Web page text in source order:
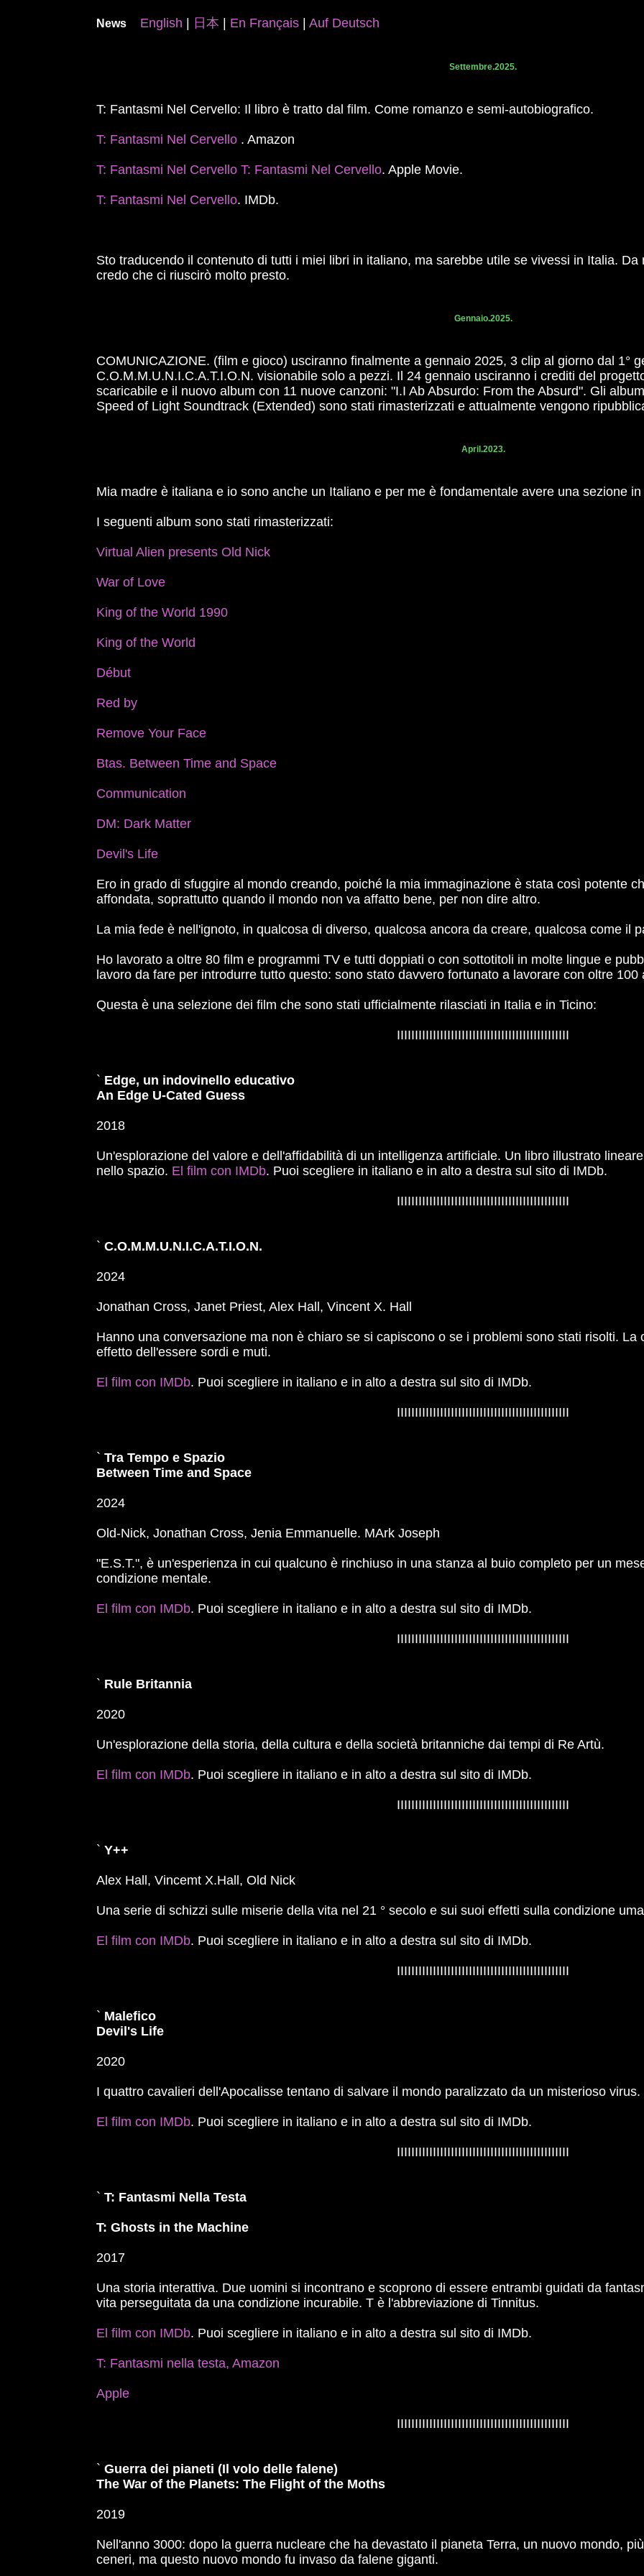
News English 日本 En Français |Auf Deutsch
Settembre.2025.
T: Fantasmi Nel Cervello: Il libro è tratto dal film. Come romanzo e semi-autobiografico.
T: Fantasmi Nel Cervello . Amazon
T: Fantasmi Nel Cervello T: Fantasmi Nel Cervello. Apple Movie.
T: Fantasmi Nel Cervello. IMDb.
Sto traducendo il contenuto di tutti i miei libri in italiano, ma sarebbe utile se vivessi in Italia.
credo che ci riuscirò molto presto.
Gennaio.2025.
COMUNICAZIONE. (film e gioco) usciranno finalmente a gennaio 2025, 3 clip al giorno dal 1°
C.O.M.M.U.N.I.C.A.T.I.O.N. visionabile solo a pezzi. Il 24 gennaio usciranno i crediti del
scaricabile e il nuovo album con 11 nuove canzoni: "I.I Ab Absurdo: From the Absurd". Gli
Speed ​​​​of Light Soundtrack (Extended) sono stati rimasterizzati e attualmente vengono
April.2023.
Mia madre è italiana e io sono anche un Italiano e per me è fondamentale avere una sezione
I seguenti album sono stati rimasterizzati:
Virtual Alien presents Old Nick
War of Love
King of the World 1990
King of the World
Début
Red by
Remove Your Face
Btas. Between Time and Space
Communication
DM: Dark Matter
Devil's Life
Ero in grado di sfuggire al mondo creando, poiché la mia immaginazione è stata così potente
affondata, soprattutto quando il mondo non va affatto bene, per non dire altro.
La mia fede è nell'ignoto, in qualcosa di diverso, qualcosa ancora da creare, qualcosa come il
Ho lavorato a oltre 80 film e programmi TV e tutti doppiati o con sottotitoli in molte lingue e
lavoro da fare per introdurre tutto questo: sono stato davvero fortunato a lavorare con oltre 100
Questa è una selezione dei film che sono stati ufficialmente rilasciati in Italia e in Ticino:
IIIIIIIIIIIIIIIIIIIIIIIIIIIIIIIIIIIIIIIIIIIIIIII
` Edge, un indovinello educativo
An Edge U-Cated Guess
2018
Un'esplorazione del valore e dell'affidabilità di un intelligenza artificiale. Un libro illustrato
nello spazio. El film con IMDb. Puoi scegliere in italiano e in alto a destra sul sito di IMDb.
IIIIIIIIIIIIIIIIIIIIIIIIIIIIIIIIIIIIIIIIIIIIIIII
`C.O.M.M.U.N.I.C.A.T.I.O.N.
2024
Jonathan Cross, Janet Priest, Alex Hall, Vincent X. Hall
Hanno una conversazione ma non è chiaro se si capiscono o se i problemi sono stati risolti.
effetto dell'essere sordi e muti.
El film con IMDb. Puoi scegliere in italiano e in alto a destra sul sito di IMDb.
IIIIIIIIIIIIIIIIIIIIIIIIIIIIIIIIIIIIIIIIIIIIIIII
`Tra Tempo e Spazio
Between Time and Space
2024
Old-Nick, Jonathan Cross, Jenia Emmanuelle. MArk Joseph
"E.S.T.", è un'esperienza in cui qualcuno è rinchiuso in una stanza al buio completo per un
condizione mentale.
El film con IMDb. Puoi scegliere in italiano e in alto a destra sul sito di IMDb.
IIIIIIIIIIIIIIIIIIIIIIIIIIIIIIIIIIIIIIIIIIIIIIII
` Rule Britannia
2020
Un'esplorazione della storia, della cultura e della società britanniche dai tempi di Re Artù.
El film con IMDb. Puoi scegliere in italiano e in alto a destra sul sito di IMDb.
IIIIIIIIIIIIIIIIIIIIIIIIIIIIIIIIIIIIIIIIIIIIIIII
`Y++
Alex Hall, Vincemt X.Hall, Old Nick
Una serie di schizzi sulle miserie della vita nel 21 ° secolo e sui suoi effetti sulla condizione
El film con IMDb. Puoi scegliere in italiano e in alto a destra sul sito di IMDb.
IIIIIIIIIIIIIIIIIIIIIIIIIIIIIIIIIIIIIIIIIIIIIIII
` Malefico
Devil's Life
2020
I quattro cavalieri dell'Apocalisse tentano di salvare il mondo paralizzato da un misterioso virus.
El film con IMDb. Puoi scegliere in italiano e in alto a destra sul sito di IMDb.
IIIIIIIIIIIIIIIIIIIIIIIIIIIIIIIIIIIIIIIIIIIIIIII
`T: Fantasmi Nella Testa
T: Ghosts in the Machine
2017
Una storia interattiva. Due uomini si incontrano e scoprono di essere entrambi guidati da
vita perseguitata da una condizione incurabile. T è l'abbreviazione di Tinnitus.
El film con IMDb. Puoi scegliere in italiano e in alto a destra sul sito di IMDb.
T: Fantasmi nella testa, Amazon
Apple
IIIIIIIIIIIIIIIIIIIIIIIIIIIIIIIIIIIIIIIIIIIIIIII
`Guerra dei pianeti (Il volo delle falene)
The War of the Planets: The Flight of the Moths
2019
Nell'anno 3000: dopo la guerra nucleare che ha devastato il pianeta Terra, un nuovo mondo,
ceneri, ma questo nuovo mondo fu invaso da falene giganti.